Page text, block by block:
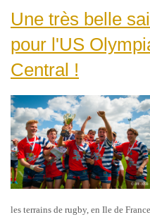
Une très belle
pour l'US
Central !
les terrains de rugby, en Ile de